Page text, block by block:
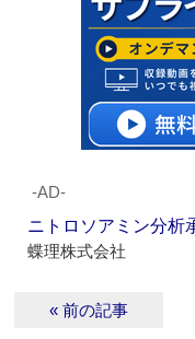
‐AD‐
ニトロソアミン分
蝶理株式会社
« 前の記事